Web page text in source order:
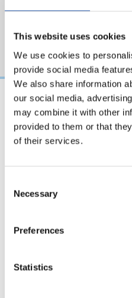
This website uses cookies
We use cookies to
provide social media
We also share information
our social media,
may combine it with other
provided to them or that
of their services.
Selection
Necessary
Preferences
Statistics
18/02/2026
视频
马年将为我们